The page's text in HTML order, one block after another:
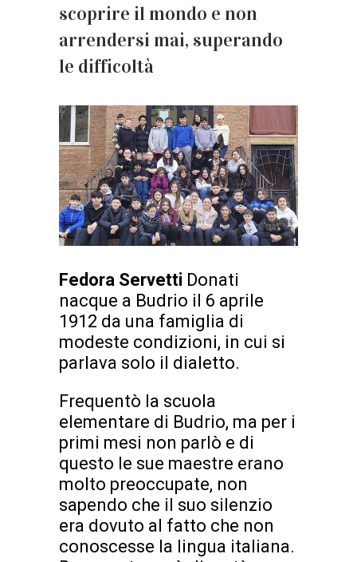
scoprire il mondo e non
arrendersi mai, superando
le difficoltà
Fedora Servetti Donati
nacque a Budrio il 6 aprile
1912 da una famiglia di
modeste condizioni, in cui si
parlava solo il dialetto.
Frequentò la scuola
elementare di Budrio, ma per i
primi mesi non parlò e di
questo le sue maestre erano
molto preoccupate, non
sapendo che il suo silenzio
era dovuto al fatto che non
conoscesse la lingua italiana.